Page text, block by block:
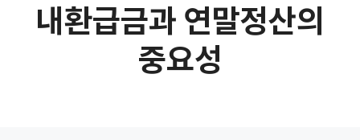
내환급금과 연말정산의
중요성